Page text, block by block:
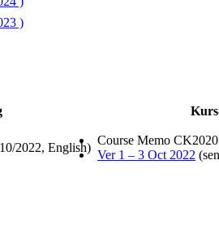
)
2022, English)
Course Memo
Ver 1 – 3 Oct 2022